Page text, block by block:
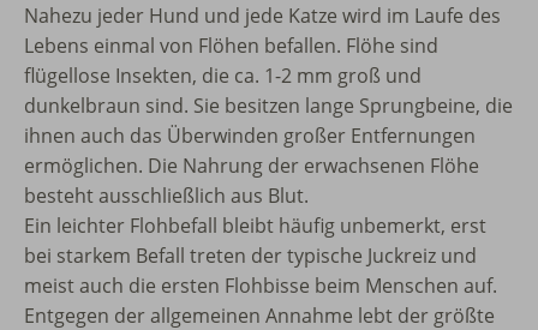
Nahezu jeder Hund und jede Katze wird im Laufe des
Lebens einmal von Flöhen befallen. Flöhe sind
flügellose Insekten, die ca. 1-2 mm groß und
dunkelbraun sind. Sie besitzen lange Sprungbeine, die
ihnen auch das Überwinden großer Entfernungen
ermöglichen. Die Nahrung der erwachsenen Flöhe
besteht ausschließlich aus Blut.
Ein leichter Flohbefall bleibt häufig unbemerkt, erst
bei starkem Befall treten der typische Juckreiz und
meist auch die ersten Flohbisse beim Menschen auf.
Entgegen der allgemeinen Annahme lebt der größte